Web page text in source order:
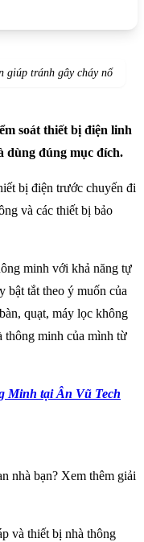
giúp tránh gây cháy nổ
soát thiết bị điện linh
dùng đúng mục đích.
bị điện trước chuyến đi
và các thiết bị bảo
minh với khả năng tự
bật tắt theo ý muốn của
quạt, máy lọc không
thông minh của mình từ
Minh tại Ân Vũ Tech
nhà bạn? Xem thêm giải
và thiết bị nhà thông